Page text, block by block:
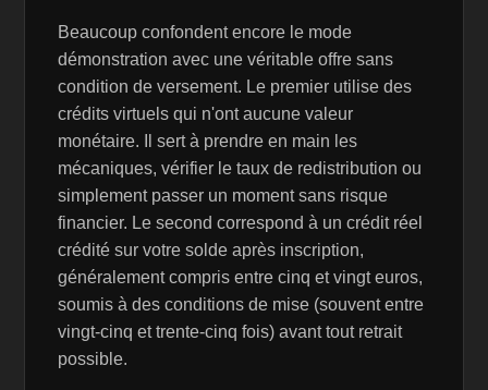
Beaucoup confondent encore le mode
démonstration avec une véritable offre sans
condition de versement. Le premier utilise des
crédits virtuels qui n'ont aucune valeur
monétaire. Il sert à prendre en main les
mécaniques, vérifier le taux de redistribution ou
simplement passer un moment sans risque
financier. Le second correspond à un crédit réel
crédité sur votre solde après inscription,
généralement compris entre cinq et vingt euros,
soumis à des conditions de mise (souvent entre
vingt-cinq et trente-cinq fois) avant tout retrait
possible.